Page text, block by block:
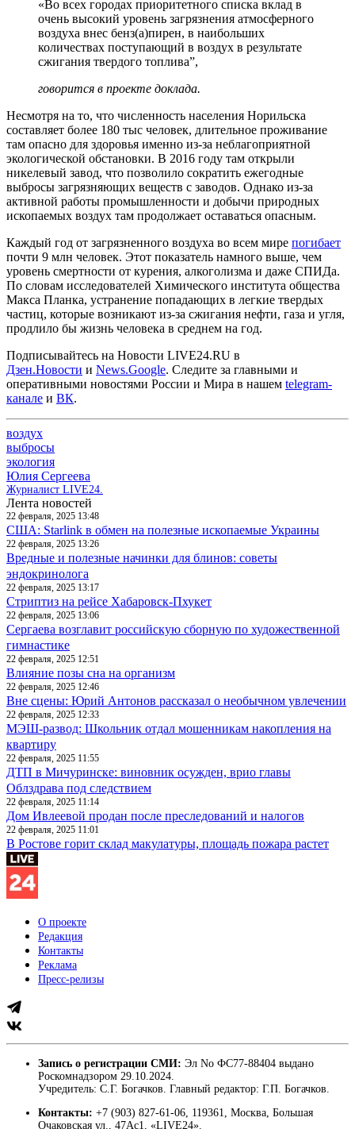
«Во всех городах приоритетного списка вклад в
очень высокий уровень загрязнения атмосферного
воздуха внес бенз(а)пирен, в наибольших
количествах поступающий в воздух в результате
сжигания твердого топлива”,
говорится в проекте доклада.
Несмотря на то, что численность населения Норильска
составляет более 180 тыс человек, длительное проживание
там опасно для здоровья именно из-за неблагоприятной
экологической обстановки. В 2016 году там открыли
никелевый завод, что позволило сократить ежегодные
выбросы загрязняющих веществ с заводов. Однако из-за
активной работы промышленности и добычи природных
ископаемых воздух там продолжает оставаться опасным.
Каждый год от загрязненного воздуха во всем мире погибает
почти 9 млн человек. Этот показатель намного выше, чем
уровень смертности от курения, алкоголизма и даже СПИДа.
По словам исследователей Химического института общества
Макса Планка, устранение попадающих в легкие твердых
частиц, которые возникают из-за сжигания нефти, газа и угля,
продлило бы жизнь человека в среднем на год.
Подписывайтесь на Новости LIVE24.RU в
Дзен.Новости и News.Google. Следите за главными и
оперативными новостями России и Мира в нашем telegram-
канале и ВК.
воздух
выбросы
экология
Юлия Сергеева
Журналист LIVE24.
Лента новостей
22 февраля, 2025 13:48
США: Starlink в обмен на полезные ископаемые Украины
22 февраля, 2025 13:26
Вредные и полезные начинки для блинов: советы
эндокринолога
22 февраля, 2025 13:17
Стриптиз на рейсе Хабаровск-Пхукет
22 февраля, 2025 13:06
Сергаева возглавит российскую сборную по художественной
гимнастике
22 февраля, 2025 12:51
Влияние позы сна на организм
22 февраля, 2025 12:46
Вне сцены: Юрий Антонов рассказал о необычном увлечении
22 февраля, 2025 12:33
МЭШ-развод: Школьник отдал мошенникам накопления на
квартиру
22 февраля, 2025 11:55
ДТП в Мичуринске: виновник осужден, врио главы
Облздрава под следствием
22 февраля, 2025 11:14
Дом Ивлеевой продан после преследований и налогов
22 февраля, 2025 11:01
В Ростове горит склад макулатуры, площадь пожара растет
О проекте
Редакция
Контакты
Реклама
Пресс-релизы
Запись о регистрации СМИ: Эл No ФС77-88404 выдано
Роскомнадзором 29.10.2024.
Учредитель: С.Г. Богачков. Главный редактор: Г.П. Богачков.
Контакты: +7 (903) 827-61-06, 119361, Москва, Большая
Очаковская ул., 47Ас1, «LIVE24».